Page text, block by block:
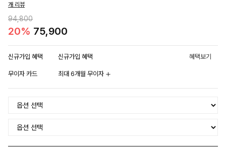
개 리뷰
94,800
20% 75,900
신규가입 혜택 신규가입 혜택 혜택보기
무이자 카드 최대 6개월 무이자